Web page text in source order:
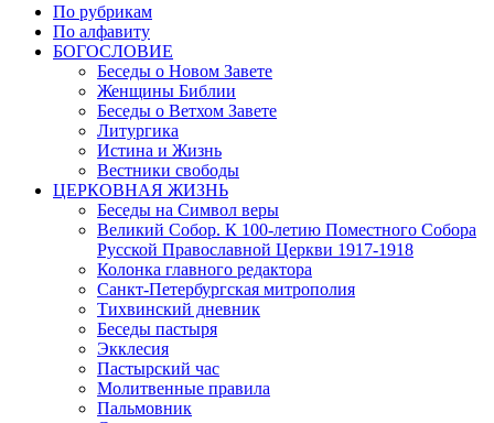
По рубрикам
По алфавиту
БОГОСЛОВИЕ
Беседы о Новом Завете
Женщины Библии
Беседы о Ветхом Завете
Литургика
Истина и Жизнь
Вестники свободы
ЦЕРКОВНАЯ ЖИЗНЬ
Беседы на Символ веры
Великий Собор. К 100-летию Поместного Собора
Русской Православной Церкви 1917-1918
Колонка главного редактора
Санкт-Петербургская митрополия
Тихвинский дневник
Беседы пастыря
Экклесия
Пастырский час
Молитвенные правила
Пальмовник